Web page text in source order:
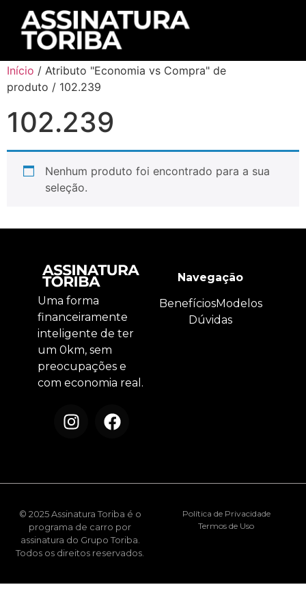
Início / Atributo "Economia vs Compra" de
produto / 102.239
102.239
Nenhum produto foi encontrado para a sua
seleção.
Uma forma
financeiramente
inteligente de ter
um 0km, sem
preocupações e
com economia real.
Navegação
BenefíciosModelos
Dúvidas
© 2025 Assinatura Toriba é o
programa de carro por
assinatura do Grupo Toriba.
Todos os direitos reservados.
Política de Privacidade
Termos de Uso